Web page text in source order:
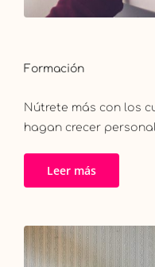
Formación
Nútrete más con los
hagan crecer
Leer más